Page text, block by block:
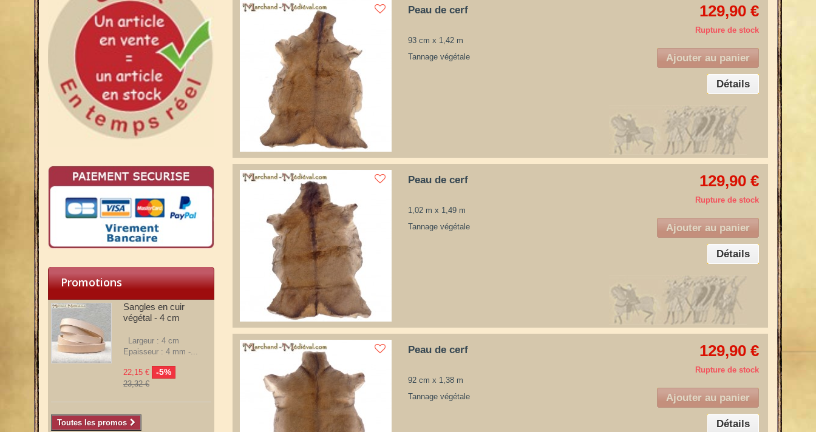
Promotions
Sangles en cuir
végétal - 4 cm
Largeur : 4 cm
Epaisseur : 4 mm -...
22,15 € -5%
23,32 €
Toutes les promos
Peau de cerf
93 cm x 1,42 m
Tannage végétale
129,90 €
Rupture de stock
Ajouter au panier
Détails
Peau de cerf
1,02 m x 1,49 m
Tannage végétale
129,90 €
Rupture de stock
Ajouter au panier
Détails
Peau de cerf
92 cm x 1,38 m
Tannage végétale
129,90 €
Rupture de stock
Ajouter au panier
Détails